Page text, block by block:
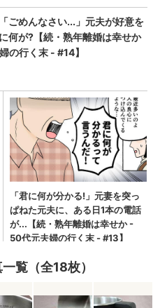
覧（全18枚）